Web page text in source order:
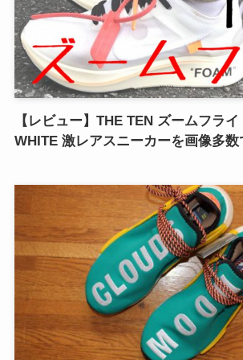
【レビュー】THE TEN ズームフラ
WHITE 激レアスニーカーを画像多数